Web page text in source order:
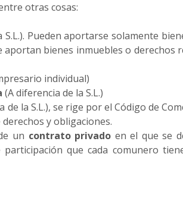
otras cosas:
S.L.). Pueden aportarse solamente
bienes inmuebles o derechos
individual)
(A diferencia de la S.L.)
de la S.L.), se rige por el Código de
y obligaciones.
un contrato privado en el que se
que cada comunero